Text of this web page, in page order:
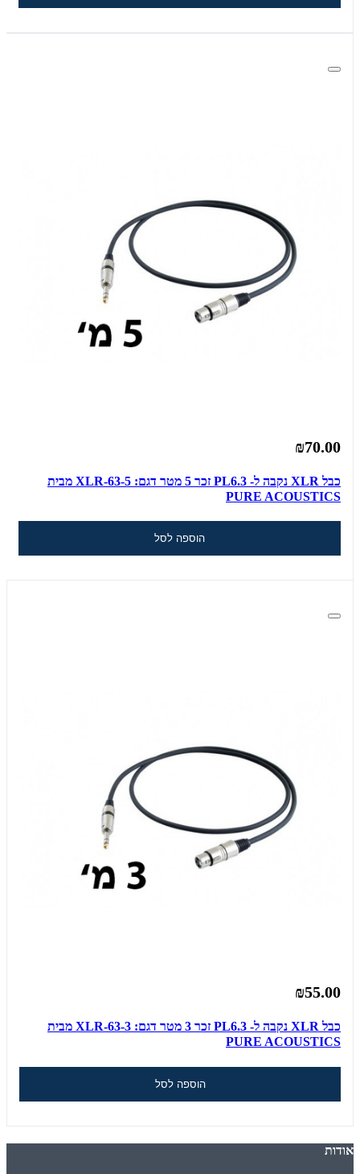
₪70.00
כבל XLR נקבה ל- PL6.3 זכר 5 מטר דגם: XLR-63-5 מבית
PURE ACOUSTICS
הוספה לסל
₪55.00
כבל XLR נקבה ל- PL6.3 זכר 3 מטר דגם: XLR-63-3 מבית
PURE ACOUSTICS
הוספה לסל
אודות